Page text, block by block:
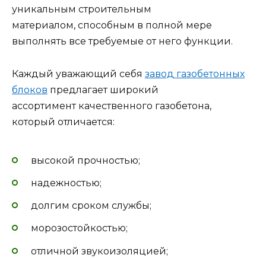
уникальным строительным
материалом, способным в полной мере
выполнять все требуемые от него функции.
Каждый уважающий себя завод газобетонных
блоков предлагает широкий
ассортимент качественного газобетона,
который отличается:
высокой прочностью;
надежностью;
долгим сроком службы;
морозостойкостью;
отличной звукоизоляцией;